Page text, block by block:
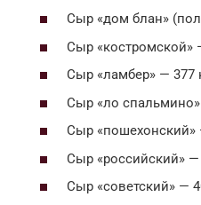
Сыр «дом блан»
Сыр «костромской»
Сыр «ламбер» — 377
Сыр «ло
Сыр «пошехонский»
Сыр «российский» —
Сыр «советский» —